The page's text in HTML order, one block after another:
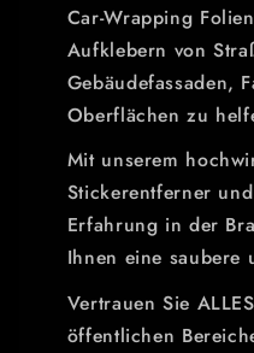
Car-Wrapping
Aufklebern von
Gebäudefassaden,
Oberflächen zu
Mit unserem
Stickerentferner
Erfahrung in der
Ihnen eine saubere
Vertrauen Sie
öffentlichen